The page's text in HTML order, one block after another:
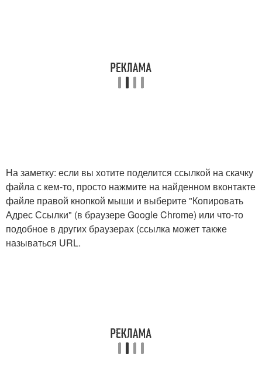
На заметку: если вы хотите поделится ссылкой на скачку
файла с кем-то, просто нажмите на найденном вконтакте
файле правой кнопкой мыши и выберите "Копировать
Адрес Ссылки" (в браузере Google Chrome) или что-то
подобное в других браузерах (ссылка может также
называться URL.